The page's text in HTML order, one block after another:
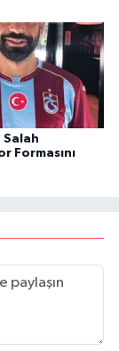
Salah
Formasını